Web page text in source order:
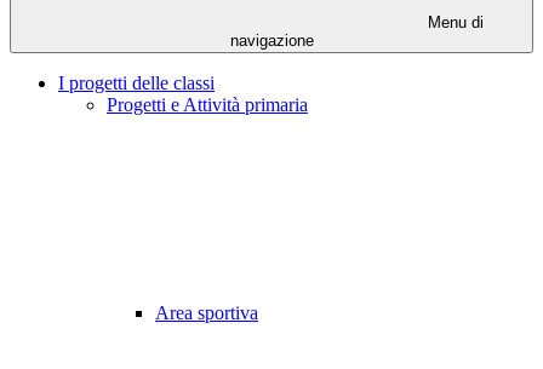
Menu di
navigazione
I progetti delle classi
Progetti e Attività primaria
Area sportiva